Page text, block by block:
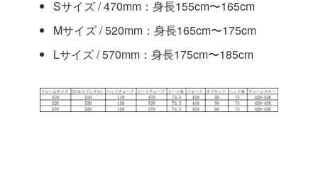
Sサイズ / 470mm：身長155cm〜165cm
Mサイズ / 520mm：身長165cm〜175cm
Lサイズ / 570mm：身長175cm〜185cm